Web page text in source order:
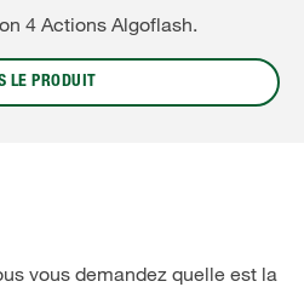
4 Actions Algoflash.
LE PRODUIT
vous demandez quelle est la